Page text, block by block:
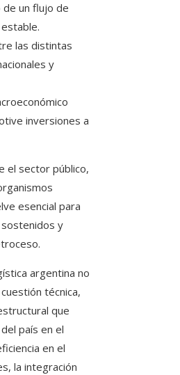
un flujo de
las distintas
y
inversiones a
el sector público,
esencial para
y
argentina no
técnica,
que
país en el
en el
la integración